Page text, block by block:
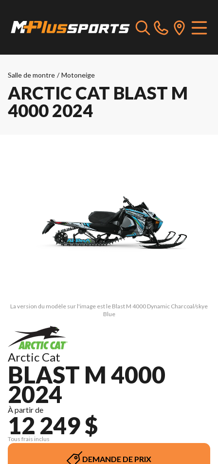
Salle de montre / Motoneige
ARCTIC CAT BLAST M
4000 2024
La version du modèle sur l'image est le Blast M 4000 Dynamic Charcoal/skye
Blue
Arctic Cat
BLAST M 4000
2024
À partir de
12 249 $
Tous frais inclus
DEMANDE DE PRIX